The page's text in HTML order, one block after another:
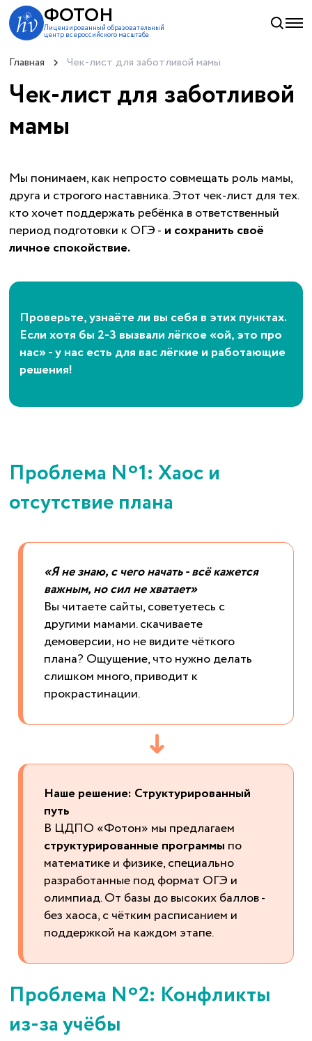
ФОТОН
Лицензированный образовательный
центр всероссийского масштаба
Главная Чек-лист для заботливой мамы
Чек-лист для заботливой
мамы
Мы понимаем, как непросто совмещать роль мамы,
друга и строгого наставника. Этот чек-лист для тех.
кто хочет поддержать ребёнка в ответственный
период подготовки к ОГЭ - и сохранить своё
личное спокойствие.
Проверьте, узнаёте ли вы себя в этих пунктах.
Если хотя бы 2-3 вызвали лёгкое «ой, это про
нас» - у нас есть для вас лёгкие и работающие
решения!
Проблема Nº1: Хаос и
отсутствие плана
«Я не знаю, с чего начать - всё кажется
важным, но сил не хватает»
Вы читаете сайты, советуетесь с
другими мамами. скачиваете
демоверсии, но не видите чёткого
плана? Ощущение, что нужно делать
слишком много, приводит к
прокрастинации.
➜
Наше решение: Структурированный
путь
В ЦДПО «Фотон» мы предлагаем
структурированные программы по
математике и физике, специально
разработанные под формат ОГЭ и
олимпиад. От базы до высоких баллов -
без хаоса, с чётким расписанием и
поддержкой на каждом этапе.
Проблема Nº2: Конфликты
из-за учёбы